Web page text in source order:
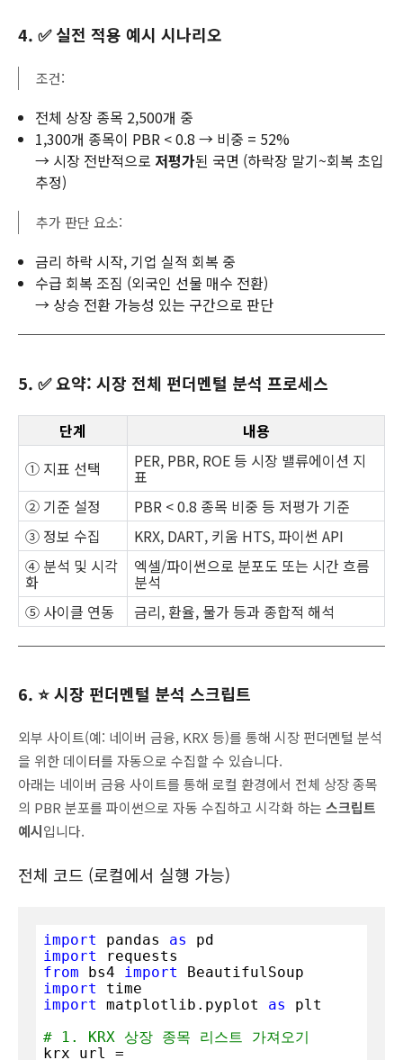
4. ✅ 실전 적용 예시 시나리오
조건:
전체 상장 종목 2,500개 중
1,300개 종목이 PBR < 0.8 → 비중 = 52%
→ 시장 전반적으로 저평가된 국면 (하락장 말기~회복 초입
추정)
추가 판단 요소:
금리 하락 시작, 기업 실적 회복 중
수급 회복 조짐 (외국인 선물 매수 전환)
→ 상승 전환 가능성 있는 구간으로 판단
5. ✅ 요약: 시장 전체 펀더멘털 분석 프로세스
단계
내용
① 지표 선택
PER, PBR, ROE 등 시장 밸류에이션 지
표
② 기준 설정
PBR < 0.8 종목 비중 등 저평가 기준
③ 정보 수집
KRX, DART, 키움 HTS, 파이썬 API
④ 분석 및 시각
화
엑셀/파이썬으로 분포도 또는 시간 흐름
분석
⑤ 사이클 연동
금리, 환율, 물가 등과 종합적 해석
6. ⭐ 시장 펀더멘털 분석 스크립트
외부 사이트(예: 네이버 금융, KRX 등)를 통해 시장 펀더멘털 분석
을 위한 데이터를 자동으로 수집할 수 있습니다.
아래는 네이버 금융 사이트를 통해 로컬 환경에서 전체 상장 종목
의 PBR 분포를 파이썬으로 자동 수집하고 시각화 하는 스크립트
예시입니다.
전체 코드 (로컬에서 실행 가능)
import pandas as
import
from bs4 import
import
import
matplotlib.pyplot as
plt
# 1. KRX 상장 종목 리스트 가져오기